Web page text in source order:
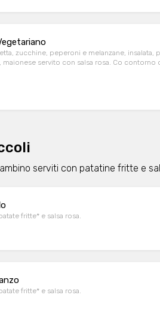
zucchine, peperoni e melanzane, insalata,
maionese servito con salsa rosa. Co contorno
serviti con patatine fritte e
fritte* e salsa rosa.
fritte* e salsa rosa.